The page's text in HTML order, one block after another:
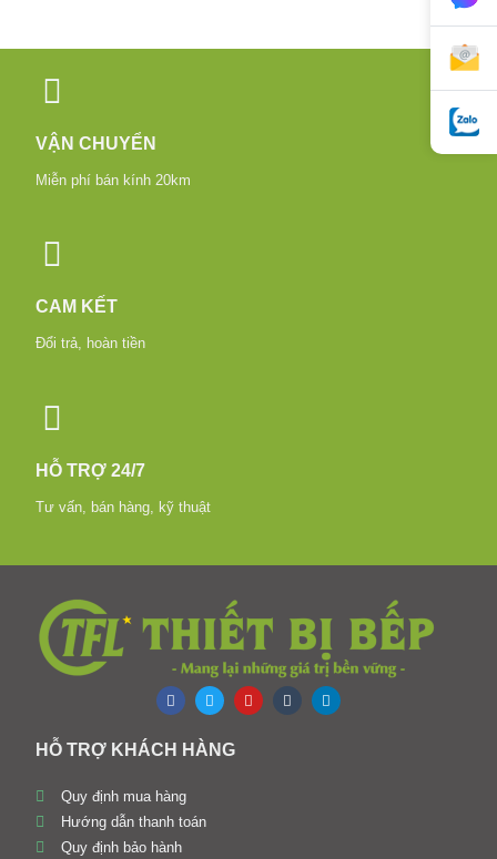
VẬN CHUYỂN
Miễn phí bán kính 20km
CAM KẾT
Đổi trả, hoàn tiền
HỖ TRỢ 24/7
Tư vấn, bán hàng, kỹ thuật
HỖ TRỢ KHÁCH HÀNG
Quy định mua hàng
Hướng dẫn thanh toán
Quy định bảo hành